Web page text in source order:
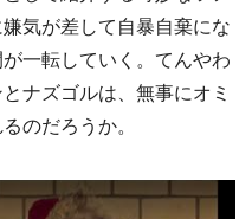
気が差して自暴自棄にな
一転していく。てんやわ
ナズゴルは、無事にオミ
のだろうか。